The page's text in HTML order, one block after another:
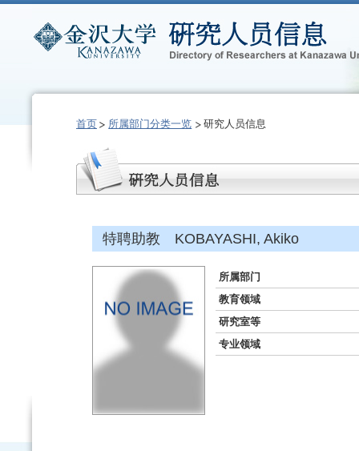
首页 所属部门分类一览 研究人员信息
特聘助教 KOBAYASHI, Akiko
所属部门
教育领域
研究室等
专业领域